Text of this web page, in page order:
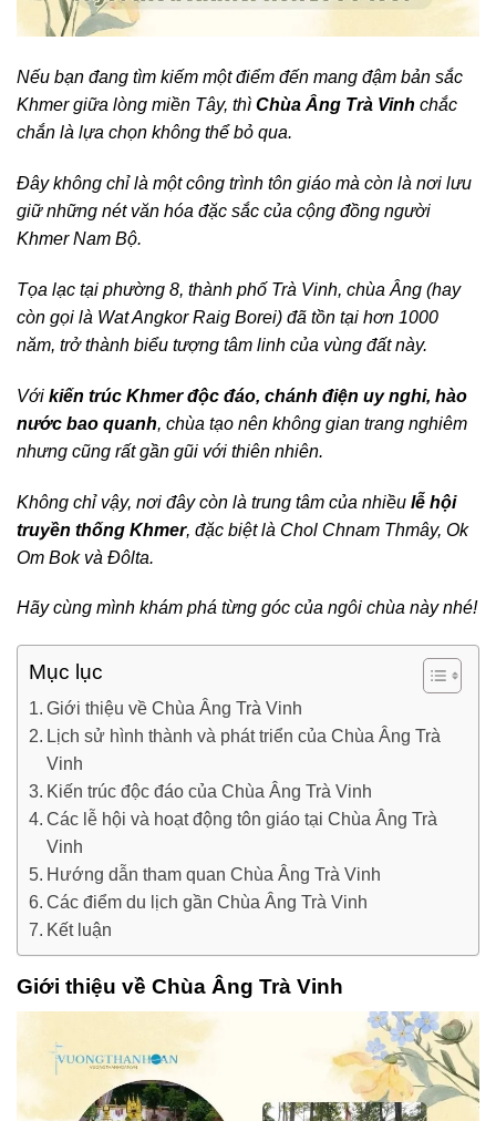
Nếu bạn đang tìm kiếm một điểm đến mang đậm bản sắc
Khmer giữa lòng miền Tây, thì Chùa Âng Trà Vinh chắc
chắn là lựa chọn không thể bỏ qua.
Đây không chỉ là một công trình tôn giáo mà còn là nơi lưu
giữ những nét văn hóa đặc sắc của cộng đồng người
Khmer Nam Bộ.
Tọa lạc tại phường 8, thành phố Trà Vinh, chùa Âng (hay
còn gọi là Wat Angkor Raig Borei) đã tồn tại hơn 1000
năm, trở thành biểu tượng tâm linh của vùng đất này.
Với kiến trúc Khmer độc đáo, chánh điện uy nghi, hào
nước bao quanh, chùa tạo nên không gian trang nghiêm
nhưng cũng rất gần gũi với thiên nhiên.
Không chỉ vậy, nơi đây còn là trung tâm của nhiều lễ hội
truyền thống Khmer, đặc biệt là Chol Chnam Thmây, Ok
Om Bok và Đôlta.
Hãy cùng mình khám phá từng góc của ngôi chùa này nhé!
Mục lục
Giới thiệu về Chùa Âng Trà Vinh
Lịch sử hình thành và phát triển của Chùa Âng Trà
Vinh
Kiến trúc độc đáo của Chùa Âng Trà Vinh
Các lễ hội và hoạt động tôn giáo tại Chùa Âng Trà
Vinh
Hướng dẫn tham quan Chùa Âng Trà Vinh
Các điểm du lịch gần Chùa Âng Trà Vinh
Kết luận
Giới thiệu về Chùa Âng Trà Vinh